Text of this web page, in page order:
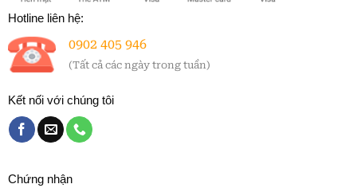
Hotline liên hệ:
0902 405 946
(Tất cả các ngày trong tuần)
Kết nối với chúng tôi
Chứng nhận